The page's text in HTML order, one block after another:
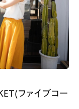
ファイブコー